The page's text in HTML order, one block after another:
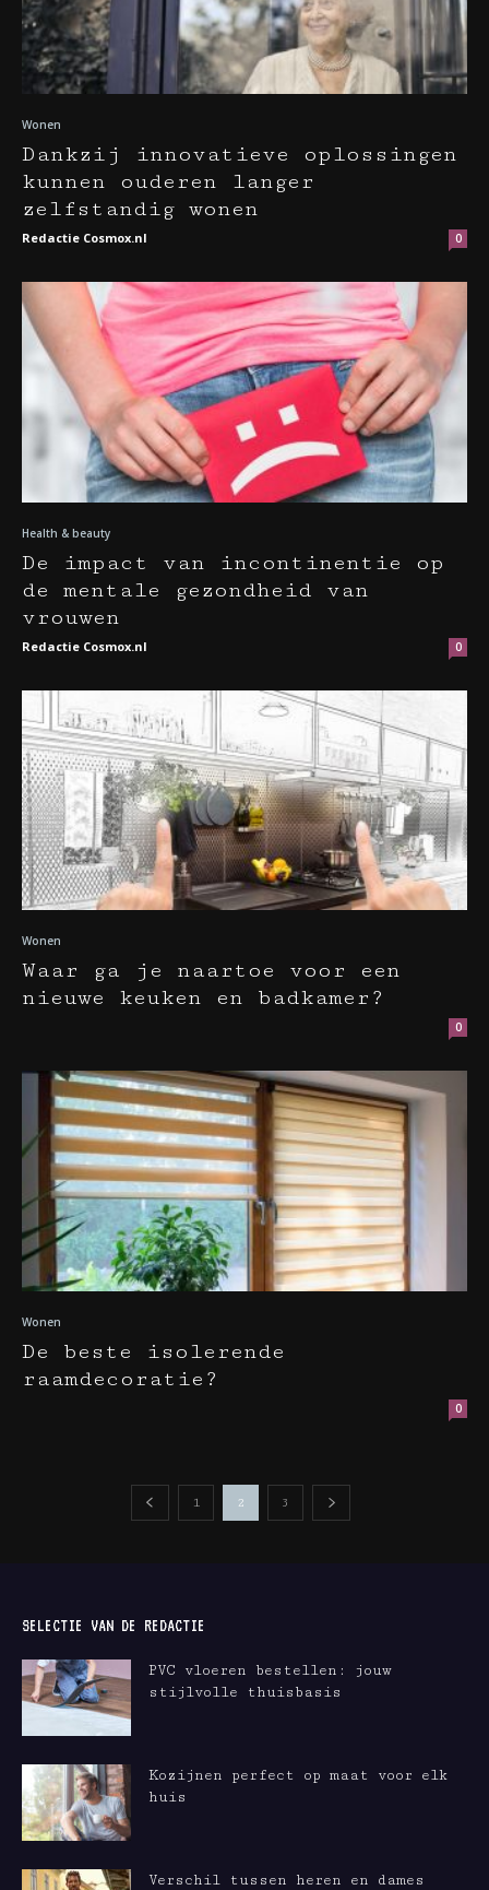
Wonen
Dankzij innovatieve oplossingen
kunnen ouderen langer
zelfstandig wonen
Redactie Cosmox.nl 0
Health & beauty
De impact van incontinentie op
de mentale gezondheid van
vrouwen
Redactie Cosmox.nl 0
Wonen
Waar ga je naartoe voor een
nieuwe keuken en badkamer?
0
Wonen
De beste isolerende
raamdecoratie?
0
1 2 3
SELECTIE VAN DE REDACTIE
PVC vloeren bestellen: jouw
stijlvolle thuisbasis
Kozijnen perfect op maat voor elk
huis
Verschil tussen heren en dames